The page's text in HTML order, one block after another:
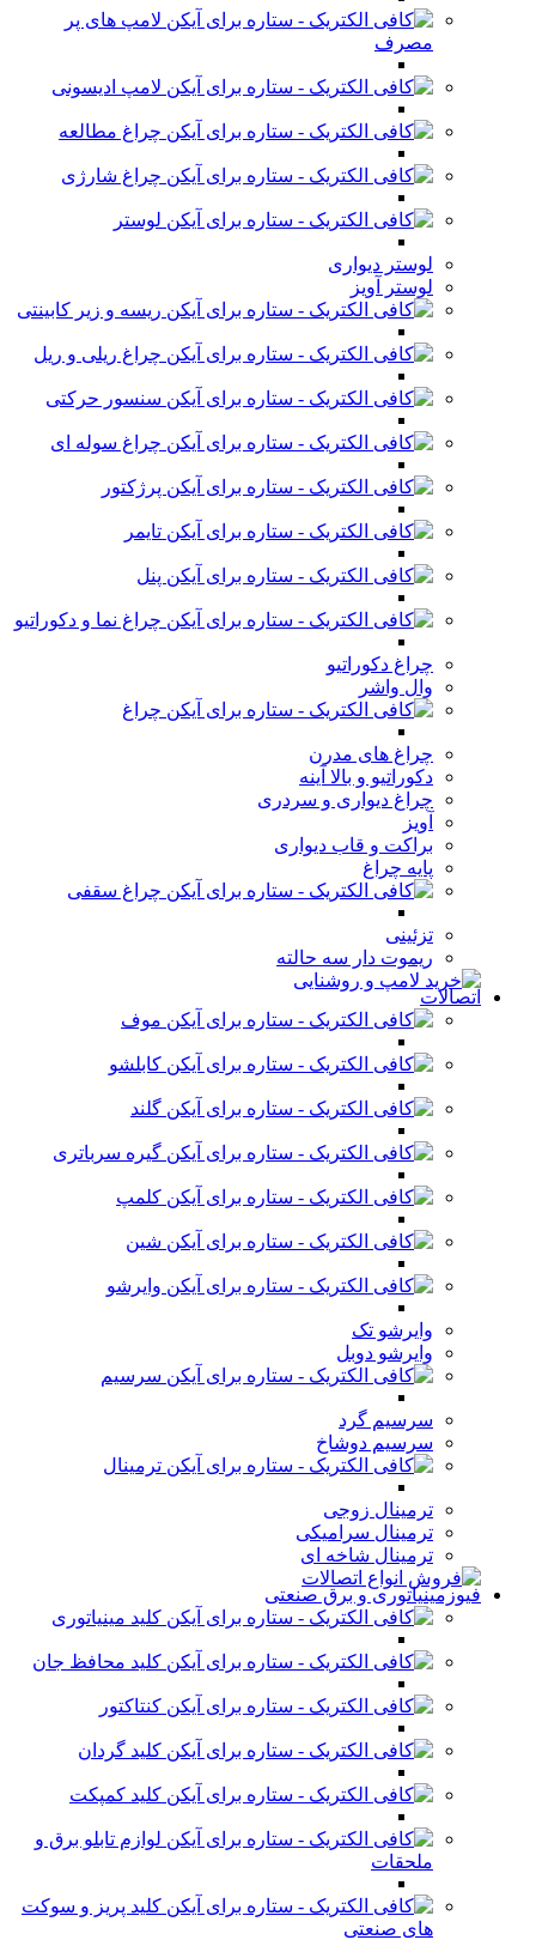
لامپ های پر
مصرف
لامپ ادیسونی
چراغ مطالعه
چراغ شارژی
لوستر
لوستر دیواری
لوستر آویز
ریسه و زیر کابینتی
چراغ ریلی و ریل
سنسور حرکتی
چراغ سوله ای
پرژکتور
تایمر
پنل
چراغ نما و دکوراتیو
چراغ دکوراتیو
وال واشر
چراغ
چراغ های مدرن
دکوراتیو و بالا آینه
چراغ دیواری و سردری
آویز
براکت و قاب دیواری
پایه چراغ
چراغ سقفی
تزئینی
ریموت دار سه حالته
اتصالات
موف
کابلشو
گلند
گیره سرباتری
کلمپ
شین
وایرشو
وایرشو تک
وایرشو دوبل
سرسیم
سرسیم گرد
سرسیم دوشاخ
ترمینال
ترمینال زوجی
ترمینال سرامیکی
ترمینال شاخه ای
فیوزمینیاتوری و برق صنعتی
کلید مینیاتوری
کلید محافظ جان
کنتاکتور
کلید گردان
کلید کمپکت
لوازم تابلو برق و
ملحقات
کلید پریز و سوکت
های صنعتی